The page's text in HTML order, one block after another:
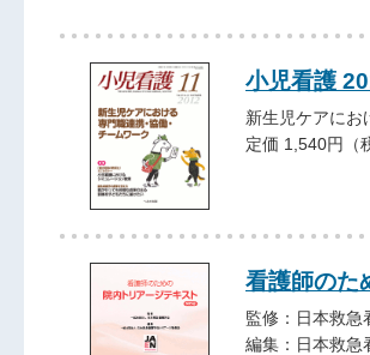
小児看護
新生児ケアに
定価 1,540円（
看護師のた
監修：日本救急
編集：日本救急